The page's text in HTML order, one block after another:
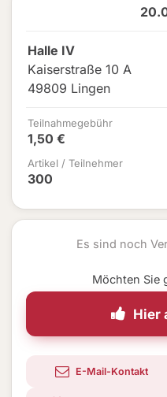
Halle IV
Kaiserstraße 10 A
49809 Lingen
Teilnahmegebühr
1,50 €
Artikel / Teilnehmer
300
Es sind noch
Möchten Sie
Hier
E-Mail-Kontakt